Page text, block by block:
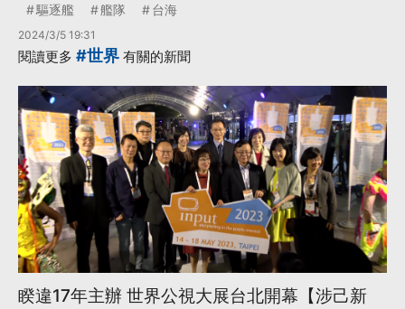
驅逐艦 艦隊 台海
2024/3/5 19:31
閱讀更多 #世界 有關的新聞
睽違17年主辦 世界公視大展台北開幕【涉己新